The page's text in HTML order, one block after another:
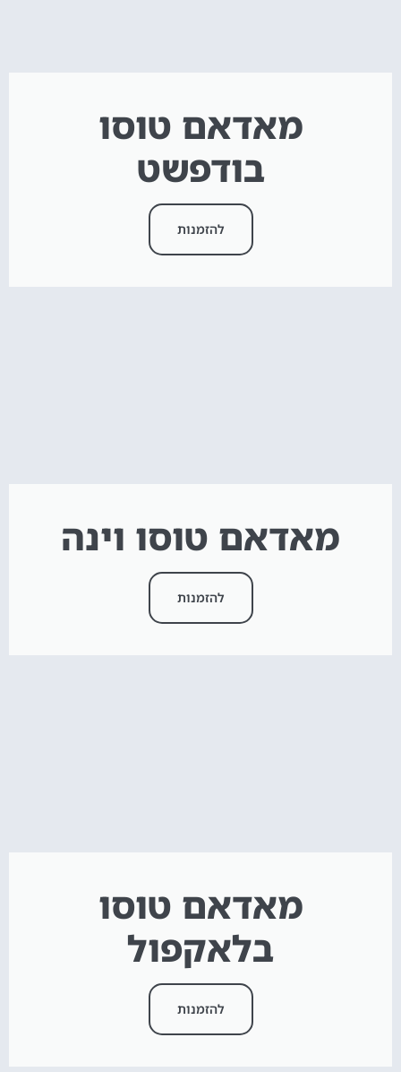
מאדאם טוסו
בודפשט
להזמנות
מאדאם טוסו וינה
להזמנות
מאדאם טוסו
בלאקפול
להזמנות